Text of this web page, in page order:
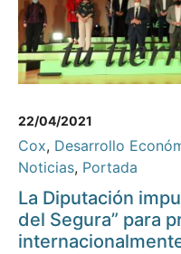
22/04/2021
Cox, Desarrollo
Noticias, Portada
La Diputación
del Segura” para